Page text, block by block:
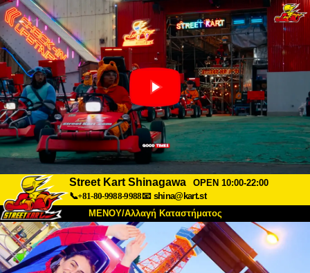
Street Kart Shinagawa
OPEN 10:00-22:00
📞+81-80-9988-9988📧 shina@kart.st
ΜΕΝΟΥ/Αλλαγή Καταστήματος
ΚΥΡΙΩΣ
Σχετικά Προδιαγραφές Τιμές